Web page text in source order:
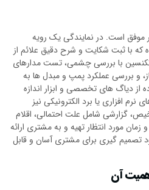
است. در نمایندگی یک رویه
با ثبت شکایت و شرح دقیق علائم از
با بررسی چشمی، تست مدارهای
و بررسی عملکرد پمپ و مبدل ها به
از دیاگ های تخصصی و ابزار اندازه
افزاری یا برد الکترونیکی نیز
گزارشی شامل علت احتمالی، اقلام
زمان مورد انتظار تهیه و به مشتری ارائه
گیری برای مشتری آسان و قابل
آن